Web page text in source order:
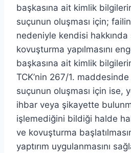
başkasına ait kimlik
suçunun oluşması için;
nedeniyle kendisi
kovuşturma yapılmasını
başkasına ait kimlik
TCK’nin 267/1. maddesinde
suçunun oluşması için ise,
ihbar veya şikayette
işlemediğini bildiği halde
ve kovuşturma
yaptırım uygulanmasını